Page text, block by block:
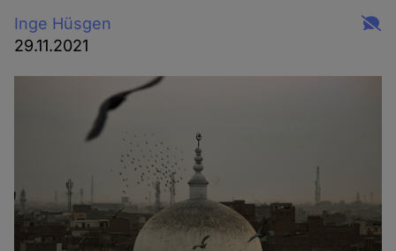
Inge Hüsgen
29.11.2021